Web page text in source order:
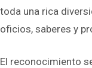
toda una rica
oficios, saberes y
El reconocimiento